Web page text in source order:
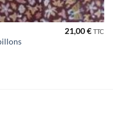
21,00€ TTC